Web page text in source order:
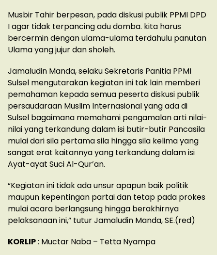
Musbir Tahir berpesan, pada diskusi publik PPMI DPD
I agar tidak terpancing adu domba. kita harus
bercermin dengan ulama-ulama terdahulu panutan
Ulama yang jujur dan sholeh.
Jamaludin Manda, selaku Sekretaris Panitia PPMI
Sulsel mengutarakan kegiatan ini tak lain memberi
pemahaman kepada semua peserta diskusi publik
persaudaraan Muslim Internasional yang ada di
Sulsel bagaimana memahami pengamalan arti nilai-
nilai yang terkandung dalam isi butir-butir Pancasila
mulai dari sila pertama sila hingga sila kelima yang
sangat erat kaitannya yang terkandung dalam isi
Ayat-ayat Suci Al-Qur’an.
“Kegiatan ini tidak ada unsur apapun baik politik
maupun kepentingan partai dan tetap pada prokes
mulai acara berlangsung hingga berakhirnya
pelaksanaan ini,” tutur Jamaludin Manda, SE.(red)
KORLIP: Muctar Naba – Tetta Nyampa